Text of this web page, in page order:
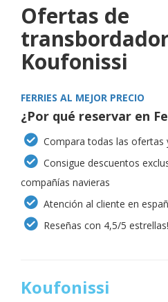
Ofertas de
Koufonissi
FERRIES AL MEJOR PRECIO
¿Por qué reservar en
Compara todas las ofertas
Consigue descuentos
compañías navieras
Atención al cliente en
Reseñas con 4,5/5 estrellas!
Koufonissi